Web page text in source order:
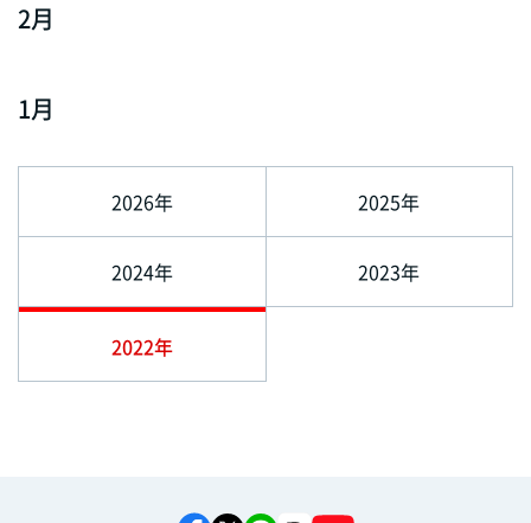
2月
1月
2026年 2025年
2024年 2023年
2022年